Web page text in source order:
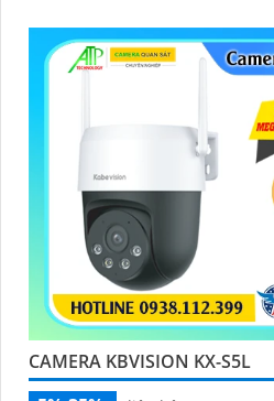
CAMERA KBVISION KX-S5L